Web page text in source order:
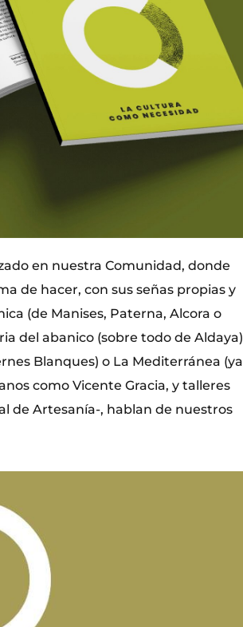
en nuestra Comunidad, donde
de hacer, con sus señas propias y
(de Manises, Paterna, Alcora o
del abanico (sobre todo de Aldaya)
Blanques) o La Mediterránea (ya
como Vicente Gracia, y talleres
de Artesanía-, hablan de nuestros